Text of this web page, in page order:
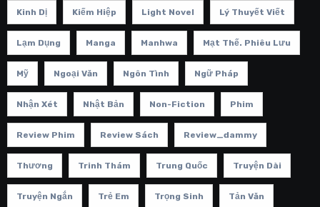
Kinh Dị Kiếm Hiệp Light Novel Lý Thuyết Viết
Lạm Dụng Manga Manhwa Mạt Thế. Phiêu Lưu
Mỹ Ngoại Văn Ngôn Tình Ngữ Pháp
Nhận Xét Nhật Bản Non-Fiction Phim
Review Phim Review Sách Review_dammy
Thương Trinh Thám Trung Quốc Truyện Dài
Truyện Ngắn Trẻ Em Trọng Sinh Tản Văn